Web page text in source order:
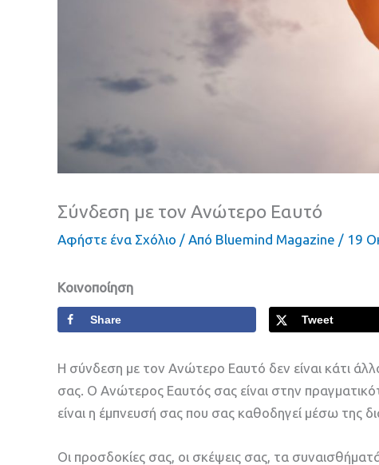
Σύνδεση με τον Ανώτερο Εαυτό
Αφήστε ένα Σχόλιο / Από Bluemind Magazine / 19
Κοινοποίηση
Share Tweet
Η σύνδεση με τον Ανώτερο Εαυτό δεν είναι κάτι
σας. Ο Ανώτερος Εαυτός σας είναι στην
είναι η έμπνευσή σας που σας καθοδηγεί μέσω της
Οι προσδοκίες σας, οι σκέψεις σας, τα